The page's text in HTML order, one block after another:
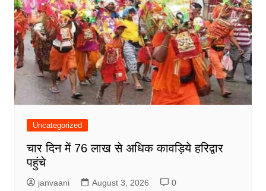
Uncategorized
चार दिन में 76 लाख से अधिक कावड़िये हरिद्वार
पहुंचे
janvaani August 3, 2026 0